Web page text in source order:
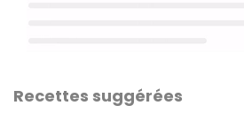
Recettes suggérées